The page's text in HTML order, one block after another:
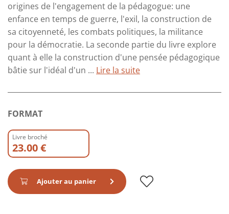
origines de l'engagement de la pédagogue: une
enfance en temps de guerre, l'exil, la construction de
sa citoyenneté, les combats politiques, la militance
pour la démocratie. La seconde partie du livre explore
quant à elle la construction d'une pensée pédagogique
bâtie sur l'idéal d'un ... Lire la suite
FORMAT
Livre broché
23.00 €
Ajouter au panier